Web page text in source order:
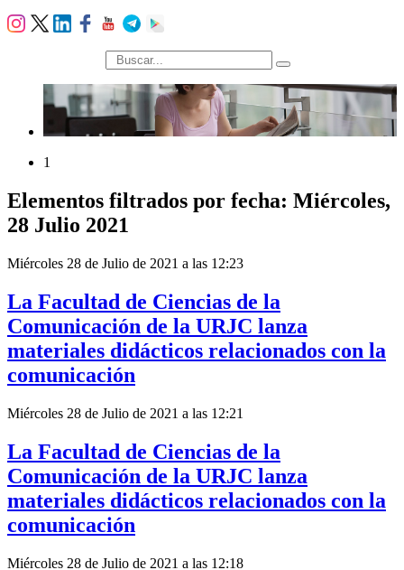
búsqueda
1
Elementos filtrados por fecha: Miércoles,
28 Julio 2021
Miércoles 28 de Julio de 2021 a las 12:23
La Facultad de Ciencias de la
Comunicación de la URJC lanza
materiales didácticos relacionados con la
comunicación
Miércoles 28 de Julio de 2021 a las 12:21
La Facultad de Ciencias de la
Comunicación de la URJC lanza
materiales didácticos relacionados con la
comunicación
Miércoles 28 de Julio de 2021 a las 12:18